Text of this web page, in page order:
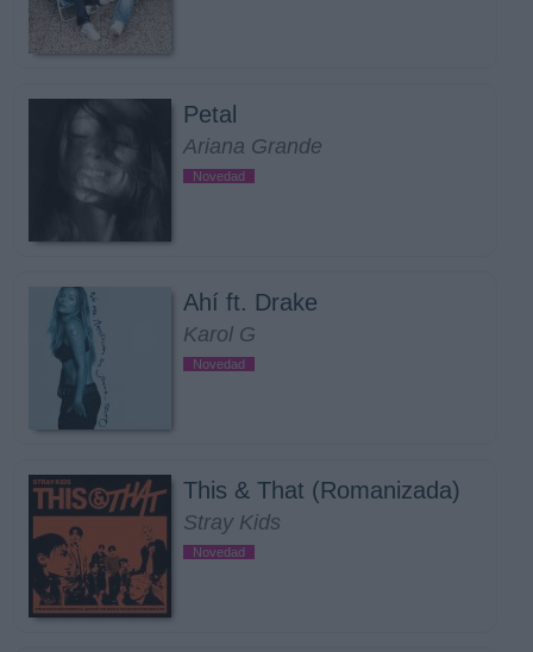
Petal
Ariana Grande
Novedad
Ahí ft. Drake
Karol G
Novedad
This & That (Romanizada)
Stray Kids
Novedad